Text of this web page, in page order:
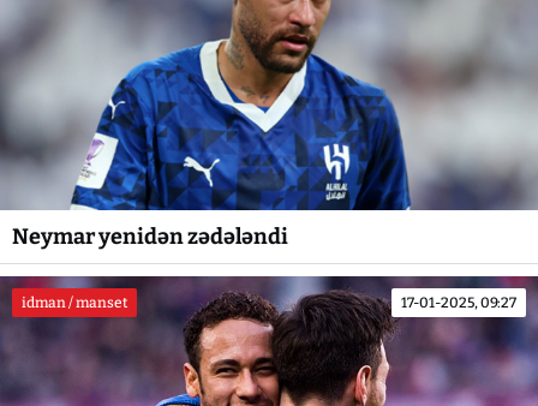
Neymar yenidən zədələndi
idman / manset 17-01-2025, 09:27